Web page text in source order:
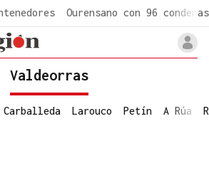
Ourensano con 96 condenas
Valdeorras
Carballeda Larouco Petín A Rúa